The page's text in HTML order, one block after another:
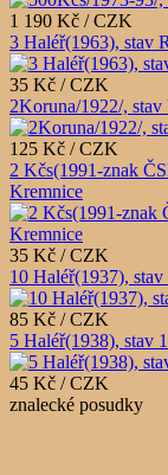
1 190 Kč / CZK
3 Haléř(1963), stav
35 Kč / CZK
2Koruna/1922/,
125 Kč / CZK
2 Kčs(1991-znak
Kremnice
35 Kč / CZK
10 Haléř(1937), stav
85 Kč / CZK
5 Haléř(1938), stav
45 Kč / CZK
znalecké posudky